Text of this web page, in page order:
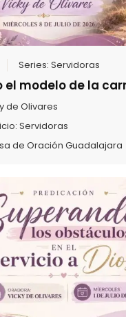
Series:Servidoras
el modelo de la
de Olivares
Servidoras
de Oración Guadalajara